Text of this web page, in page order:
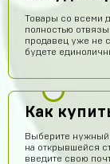
Товары со всеми
полностью
продавец уже не
будете
Как
Выберите нужный
на открывшейся
введите свою